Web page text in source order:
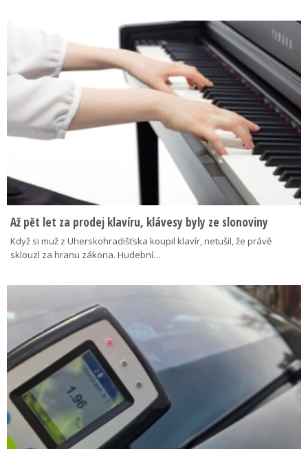
Až pět let za prodej klavíru, klávesy byly ze slonoviny
Když si muž z Uherskohradišťska koupil klavír, netušil, že právě
sklouzl za hranu zákona. Hudební…